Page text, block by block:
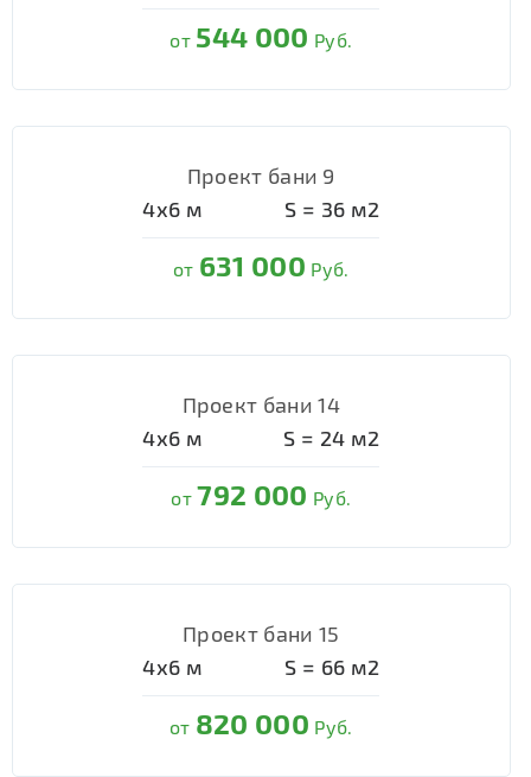
от 544 000 Руб.
Проект бани 9
4х6 м S = 36 м2
от 631 000 Руб.
Проект бани 14
4х6 м S = 24 м2
от 792 000 Руб.
Проект бани 15
4х6 м S = 66 м2
от 820 000 Руб.